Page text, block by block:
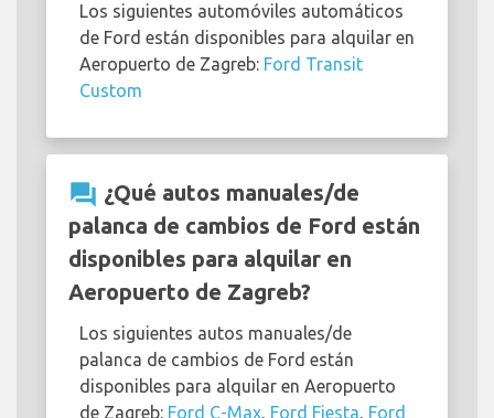
Los siguientes automóviles automáticos
de Ford están disponibles para alquilar en
Aeropuerto de Zagreb: Ford Transit
Custom
question_answer ¿Qué autos manuales/de
palanca de cambios de Ford están
disponibles para alquilar en
Aeropuerto de Zagreb?
Los siguientes autos manuales/de
palanca de cambios de Ford están
disponibles para alquilar en Aeropuerto
de Zagreb: Ford C-Max, Ford Fiesta, Ford